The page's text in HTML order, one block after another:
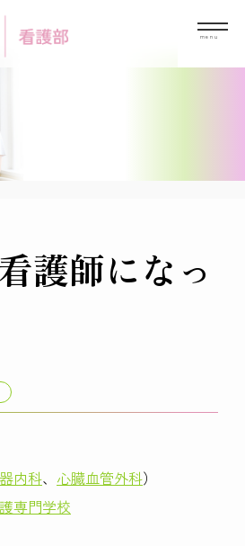
護師になっ
内科、 心臓血管外科）
専門学校